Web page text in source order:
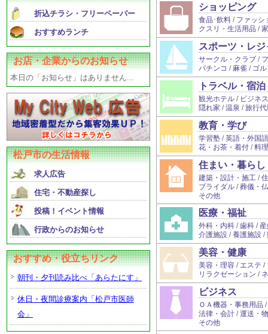
折込チラシ・フリーペーパー
おすすめランチ
お店・企業からのお知らせ
本日の「お知らせ」はありません...
松戸市の生活情報
求人広告
住宅・不動産探し
投稿！イベント情報
行政からのお知らせ
おすすめ・役立ちリンク
朝刊・夕刊読み比べ「あらたにす」
休日・夜間診療案内「松戸市医師
会」
ショッピング
食品･飲料 / ファッシ
クスリ・生活用品 /
スポーツ・レジ
サークル・クラブ /
パチンコ / 麻雀 / ゴ
トラベル・宿泊
観光ホテル / ビジネ
隠れ家 /温泉 /旅行
教育・学び
学習塾 /英語・外国語
花・お茶・着付 /料理
住まい・暮らし
建築・設計・施工 /
ブライダル /葬儀・
その他
医療・福祉
外科・内科 /歯科 /
介護施設 /養護施設 /
美容・健康
美容・理容 / エステ /
リラクゼーション /
ビジネス
ＯＡ機器・事務用品 /
法律・会計 /運送・
その他